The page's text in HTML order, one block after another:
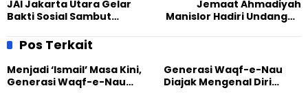
JAI Jakarta Utara Gelar
Bakti Sosial Sambut
hingga Pemeriksaan
Kesehatan
Jemaat Ahmadiyah
Manislor Hadiri Undangan
Korupsi
Pos Terkait
Menjadi ‘Ismail’ Masa Kini,
Generasi Waqf-e-Nau
Generasi Waqf-e-Nau
Diajak Mengenal Diri